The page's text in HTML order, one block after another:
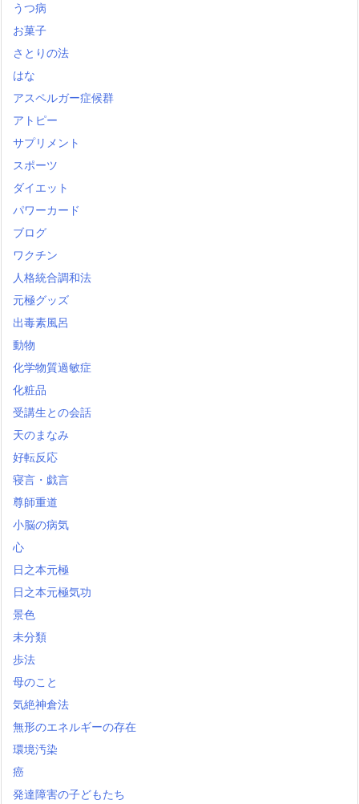
うつ病
お菓子
さとりの法
はな
アスペルガー症候群
アトピー
サプリメント
スポーツ
ダイエット
パワーカード
ブログ
ワクチン
人格統合調和法
元極グッズ
出毒素風呂
動物
化学物質過敏症
化粧品
受講生との会話
天のまなみ
好転反応
寝言・戯言
尊師重道
小脳の病気
心
日之本元極
日之本元極気功
景色
未分類
歩法
母のこと
気絶神倉法
無形のエネルギーの存在
環境汚染
癌
発達障害の子どもたち